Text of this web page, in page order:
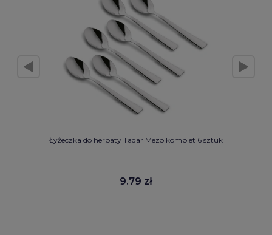
Łyżeczka do herbaty Tadar Mezo komplet 6 sztuk
9.79 zł